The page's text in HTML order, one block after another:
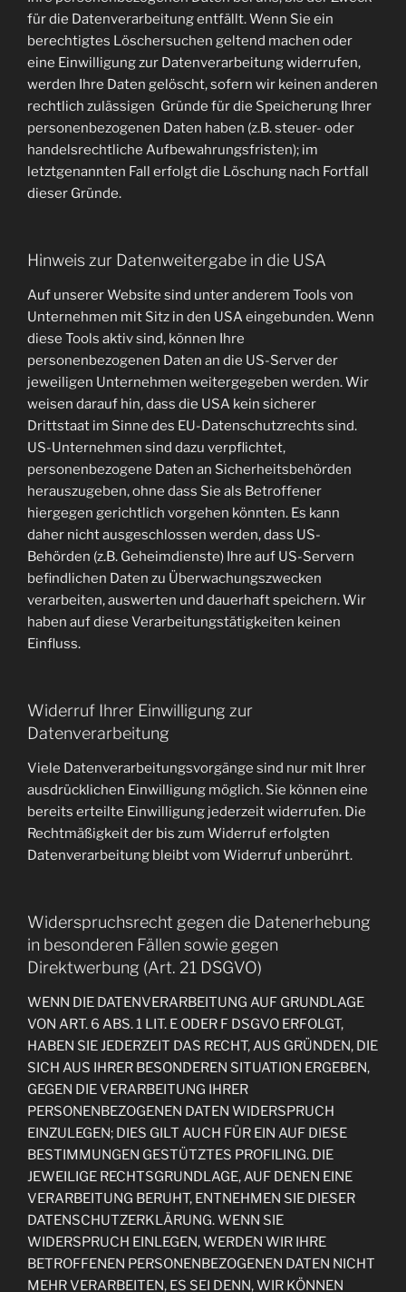
für die Datenverarbeitung entfällt. Wenn Sie ein
berechtigtes Löschersuchen geltend machen oder
eine Einwilligung zur Datenverarbeitung widerrufen,
werden Ihre Daten gelöscht, sofern wir keinen anderen
rechtlich zulässigen Gründe für die Speicherung Ihrer
personenbezogenen Daten haben (z.B. steuer- oder
handelsrechtliche Aufbewahrungsfristen); im
letztgenannten Fall erfolgt die Löschung nach Fortfall
dieser Gründe.
Hinweis zur Datenweitergabe in die USA
Auf unserer Website sind unter anderem Tools von
Unternehmen mit Sitz in den USA eingebunden. Wenn
diese Tools aktiv sind, können Ihre
personenbezogenen Daten an die US-Server der
jeweiligen Unternehmen weitergegeben werden. Wir
weisen darauf hin, dass die USA kein sicherer
Drittstaat im Sinne des EU-Datenschutzrechts sind.
US-Unternehmen sind dazu verpflichtet,
personenbezogene Daten an Sicherheitsbehörden
herauszugeben, ohne dass Sie als Betroffener
hiergegen gerichtlich vorgehen könnten. Es kann
daher nicht ausgeschlossen werden, dass US-
Behörden (z.B. Geheimdienste) Ihre auf US-Servern
befindlichen Daten zu Überwachungszwecken
verarbeiten, auswerten und dauerhaft speichern. Wir
haben auf diese Verarbeitungstätigkeiten keinen
Einfluss.
Widerruf Ihrer Einwilligung zur
Datenverarbeitung
Viele Datenverarbeitungsvorgänge sind nur mit Ihrer
ausdrücklichen Einwilligung möglich. Sie können eine
bereits erteilte Einwilligung jederzeit widerrufen. Die
Rechtmäßigkeit der bis zum Widerruf erfolgten
Datenverarbeitung bleibt vom Widerruf unberührt.
Widerspruchsrecht gegen die Datenerhebung
in besonderen Fällen sowie gegen
Direktwerbung (Art. 21 DSGVO)
WENN DIE DATENVERARBEITUNG AUF GRUNDLAGE
VON ART. 6 ABS. 1 LIT. E ODER F DSGVO ERFOLGT,
HABEN SIE JEDERZEIT DAS RECHT, AUS GRÜNDEN, DIE
SICH AUS IHRER BESONDEREN SITUATION ERGEBEN,
GEGEN DIE VERARBEITUNG IHRER
PERSONENBEZOGENEN DATEN WIDERSPRUCH
EINZULEGEN; DIES GILT AUCH FÜR EIN AUF DIESE
BESTIMMUNGEN GESTÜTZTES PROFILING. DIE
JEWEILIGE RECHTSGRUNDLAGE, AUF DENEN EINE
VERARBEITUNG BERUHT, ENTNEHMEN SIE DIESER
DATENSCHUTZERKLÄRUNG. WENN SIE
WIDERSPRUCH EINLEGEN, WERDEN WIR IHRE
BETROFFENEN PERSONENBEZOGENEN DATEN NICHT
MEHR VERARBEITEN, ES SEI DENN, WIR KÖNNEN